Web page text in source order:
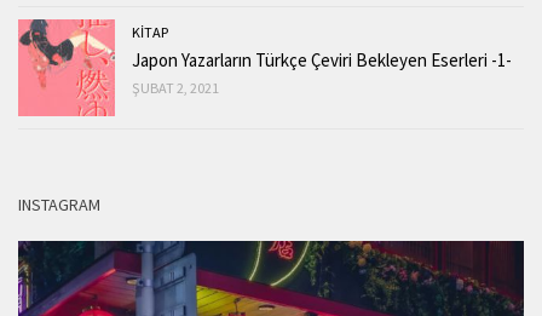
KİTAP
Japon Yazarların Türkçe Çeviri Bekleyen Eserleri -1-
ŞUBAT 2, 2021
INSTAGRAM